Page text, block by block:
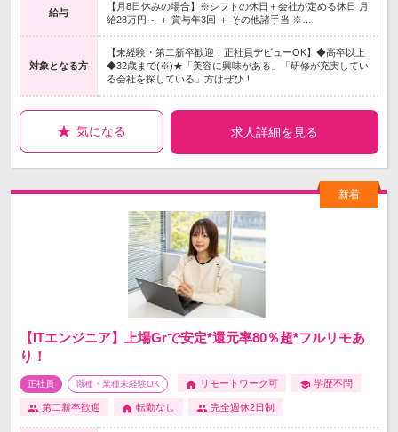
給与
【月8日休みの場合】※シフトの休日＋会社が定める休日 月
給28万円～ ＋ 賞与年3回 ＋ その他諸手当 ※…
対象となる方
【未経験・第二新卒歓迎！正社員デビューOK】◆高卒以上
◆32歳まで(※)★「美容に興味がある」「研修が充実してい
る会社を探している」方はぜひ！
気になる 求人詳細を見る
【ITエンジニア】上場Grで安定*還元率80％超*フルリモあ
り！
正社員 職種・業種未経験OK リモートワーク可 学歴不問
第二新卒歓迎 転勤なし 完全週休2日制